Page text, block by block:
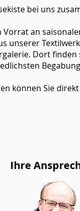
bei uns
an
unserer
Dort
können Sie
Ihre